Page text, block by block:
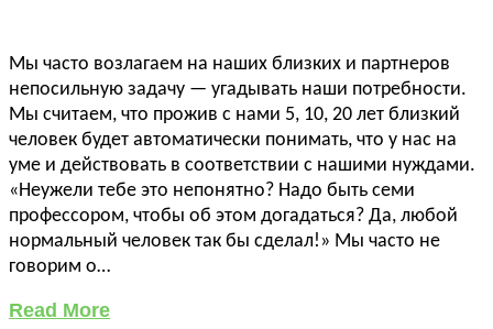
Мы часто возлагаем на наших близких и партнеров
непосильную задачу — угадывать наши потребности.
Мы считаем, что прожив с нами 5, 10, 20 лет близкий
человек будет автоматически понимать, что у нас на
уме и действовать в соответствии с нашими нуждами.
«Неужели тебе это непонятно? Надо быть семи
профессором, чтобы об этом догадаться? Да, любой
нормальный человек так бы сделал!» Мы часто не
говорим о…
Read More